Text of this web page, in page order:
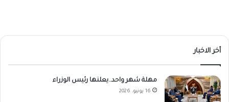
أخر الاخبار
مهلة شهر واحد..يعلنها رئيس الوزراء
16 يونيو، 2026